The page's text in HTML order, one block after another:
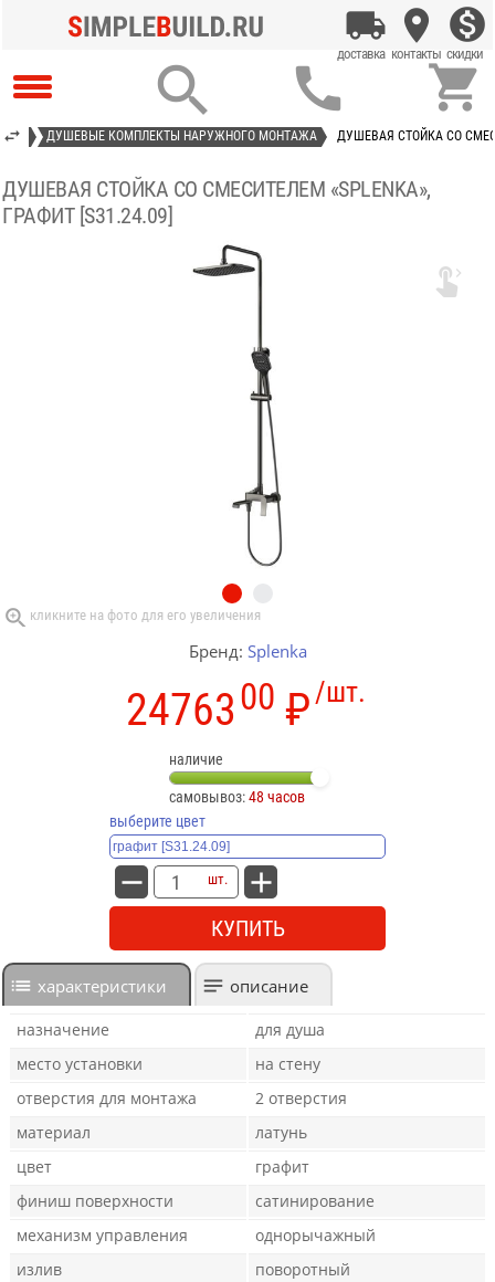
  
ДУШЕВЫЕ КОМПЛЕКТЫ НАРУЖНОГО МОНТАЖА ДУШЕВАЯ СТОЙКА СО
ДУШЕВАЯ СТОЙКА СО СМЕСИТЕЛЕМ «SPLENKA»,
ГРАФИТ [S31.24.09]

Бренд: Splenka
/шт.
2476300 ₽
наличие
самовывоз:48 часов
выберите цвет
шт.
КУПИТЬ
характеристики описание
назначение
для душа
место установки
на стену
отверстия для монтажа
2 отверстия
материал
латунь
цвет
графит
финиш поверхности
сатинирование
механизм управления
однорычажный
излив
поворотный